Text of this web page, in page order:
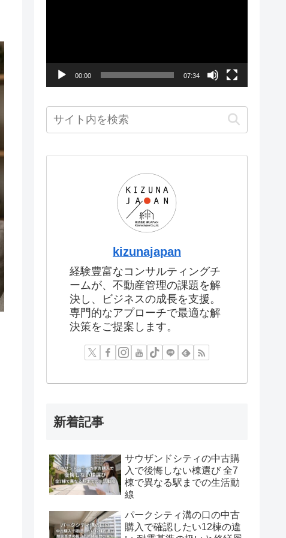
00:00 07:34
kizunajapan
経験豊富なコンサルティングチ
ームが、不動産管理の課題を解
決し、ビジネスの成長を支援。
専門的なアプローチで最適な解
決策をご提案します。
新着記事
サウザンドシティの中古購
入で後悔しない棟選び 全7
棟で異なる駅までの生活動
線
パークシティ溝の口の中古
購入で確認したい12棟の違